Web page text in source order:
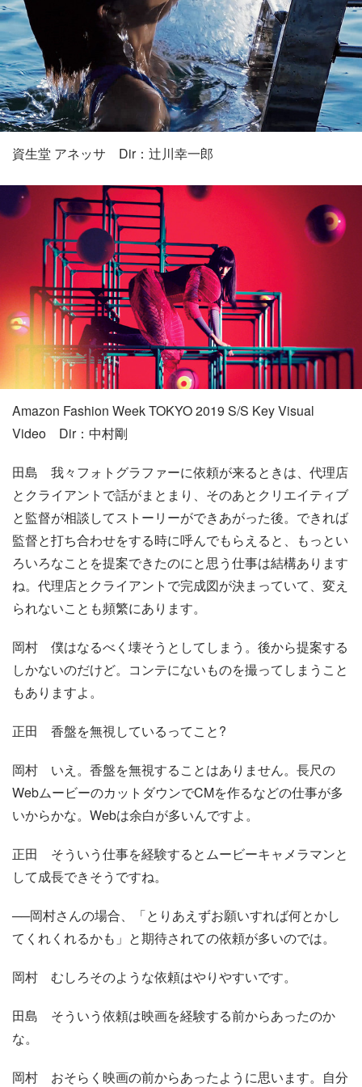
資生堂 アネッサ Dir：辻川幸一郎
Amazon Fashion Week TOKYO 2019 S/S Key Visual
Video Dir：中村剛
田島 我々フォトグラファーに依頼が来るときは、代理店
とクライアントで話がまとまり、そのあとクリエイティブ
と監督が相談してストーリーができあがった後。できれば
監督と打ち合わせをする時に呼んでもらえると、もっとい
ろいろなことを提案できたのにと思う仕事は結構あります
ね。代理店とクライアントで完成図が決まっていて、変え
られないことも頻繁にあります。
岡村 僕はなるべく壊そうとしてしまう。後から提案する
しかないのだけど。コンテにないものを撮ってしまうこと
もありますよ。
正田 香盤を無視しているってこと?
岡村 いえ。香盤を無視することはありません。長尺の
WebムービーのカットダウンでCMを作るなどの仕事が多
いからかな。Webは余白が多いんですよ。
正田 そういう仕事を経験するとムービーキャメラマンと
して成長できそうですね。
──岡村さんの場合、「とりあえずお願いすれば何とかし
てくれくれるかも」と期待されての依頼が多いのでは。
岡村 むしろそのような依頼はやりやすいです。
田島 そういう依頼は映画を経験する前からあったのか
な。
岡村 おそらく映画の前からあったように思います。自分